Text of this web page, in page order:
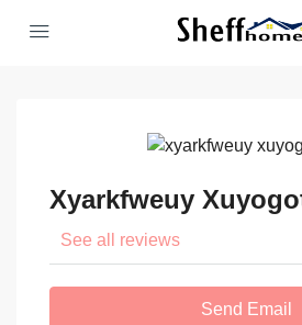
Xyarkfweuy
See all reviews
Send Email